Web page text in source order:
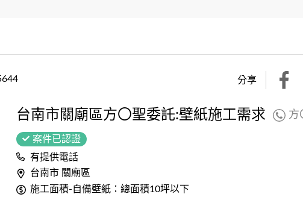
分享
台南市關廟區方〇聖委託:壁紙施工需求 方
案件已認證
有提供電話
台南市 關廟區
施工面積-自備壁紙：總面積10坪以下